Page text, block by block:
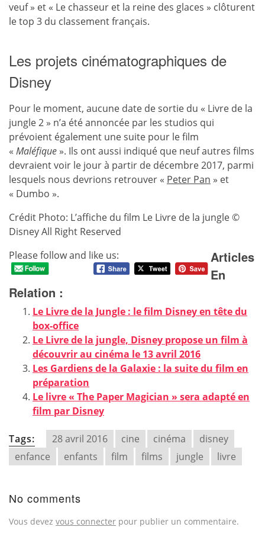
veuf » et « Le chasseur et la reine des glaces » clôturent
le top 3 du classement français.
Les projets cinématographiques de
Disney
Pour le moment, aucune date de sortie du « Livre de la
jungle 2 » n’a été annoncée par les studios qui
prévoient également une suite pour le film
« Maléfique ». Ils ont aussi indiqué que neuf autres films
devraient voir le jour à partir de décembre 2017, parmi
lesquels nous devrions retrouver « Peter Pan » et
« Dumbo ».
Crédit Photo: L’affiche du film Le Livre de la jungle ©
Disney All Right Reserved
Please follow and like us:
Articles
En
Relation :
Le Livre de la Jungle : le film Disney en tête du
box-office
Le Livre de la jungle, Disney propose un film à
découvrir au cinéma le 13 avril 2016
Les Gardiens de la Galaxie : la suite du film en
préparation
Le livre « The Paper Magician » sera adapté en
film par Disney
Tags: 28 avril 2016 cine cinéma
disney
enfance
enfants film films jungle livre
No comments
Vous devez vous connecter pour publier un commentaire.